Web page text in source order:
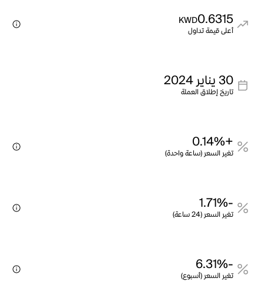
0.6315
KWD
أعلى قيمة تداول
30 يناير 2024
تاريخ إطلاق العملة
+0.14%
تغير السعر (ساعة واحدة)
-1.71%
تغير السعر (24 ساعة)
-6.31%
تغير السعر (أسبوع)